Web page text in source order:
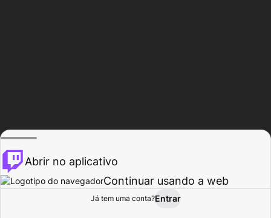
Procurar Atividade
Abrir no aplicativo
Continuar usando a web
Já tem uma conta?Entrar